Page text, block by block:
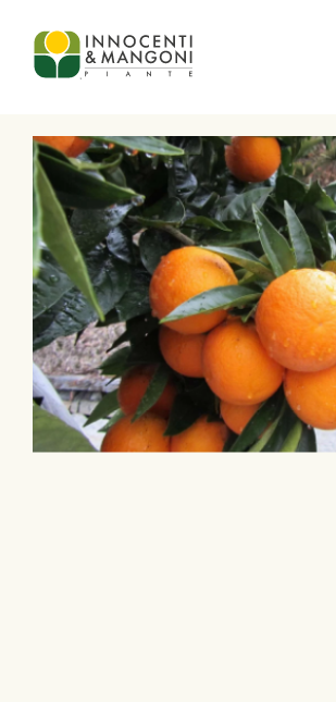
Skip to main content